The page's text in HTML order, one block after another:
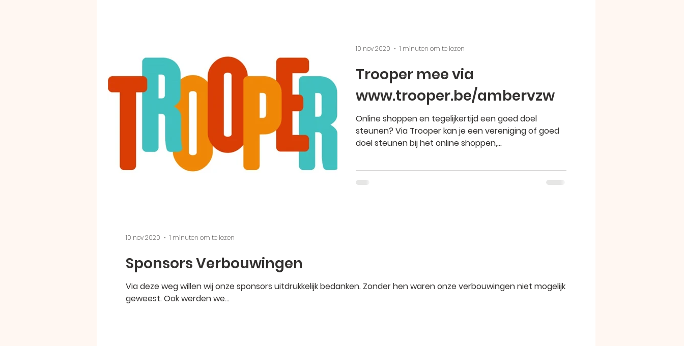
Trooper mee via
www.trooper.be/ambervzw
Online shoppen en tegelijkertijd een goed doel
steunen? Via Trooper kan je een vereniging of goed
doel steunen bij het online shoppen,...
10 nov 2020 1 minuten om te lezen
Sponsors Verbouwingen
Via deze weg willen wij onze sponsors uitdrukkelijk bedanken. Zonder hen waren onze verbouwingen niet mogelijk
geweest. Ook werden we...
10 nov 2020 1 minuten om te lezen